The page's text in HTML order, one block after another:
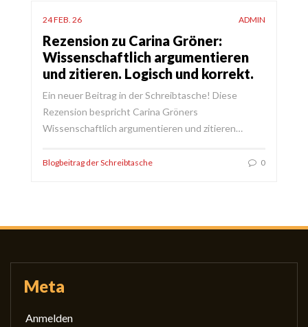
24 FEB. 26 ADMIN
Rezension zu Carina Gröner:
Wissenschaftlich argumentieren
und zitieren. Logisch und korrekt.
Ein neuer Beitrag in der Schreibtasche! Diese
Rezension bespricht Carina Gröners
Wissenschaftlich argumentieren und zitieren…
Blogbeitrag der Schreibtasche 0
Meta
Anmelden